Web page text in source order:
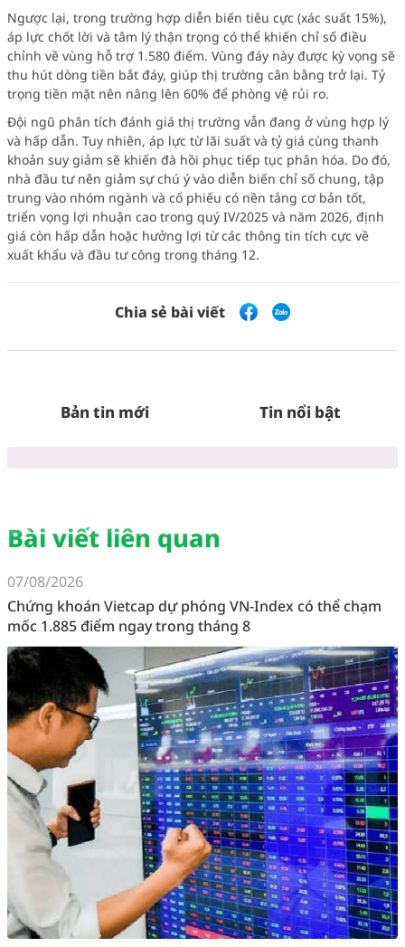
Ngược lại, trong trường hợp diễn biến tiêu cực (xác suất 15%),
áp lực chốt lời và tâm lý thận trọng có thể khiến chỉ số điều
chỉnh về vùng hỗ trợ 1.580 điểm. Vùng đáy này được kỳ vọng sẽ
thu hút dòng tiền bắt đáy, giúp thị trường cân bằng trở lại. Tỷ
trọng tiền mặt nên nâng lên 60% để phòng vệ rủi ro.
Đội ngũ phân tích đánh giá thị trường vẫn đang ở vùng hợp lý
và hấp dẫn. Tuy nhiên, áp lực từ lãi suất và tỷ giá cùng thanh
khoản suy giảm sẽ khiến đà hồi phục tiếp tục phân hóa. Do đó,
nhà đầu tư nên giảm sự chú ý vào diễn biến chỉ số chung, tập
trung vào nhóm ngành và cổ phiếu có nền tảng cơ bản tốt,
triển vọng lợi nhuận cao trong quý IV/2025 và năm 2026, định
giá còn hấp dẫn hoặc hưởng lợi từ các thông tin tích cực về
xuất khẩu và đầu tư công trong tháng 12.
Chia sẻ bài viết
Bản tin mới Tin nổi bật
Bài viết liên quan
07/08/2026
Chứng khoán Vietcap dự phóng VN-Index có thể chạm
mốc 1.885 điểm ngay trong tháng 8